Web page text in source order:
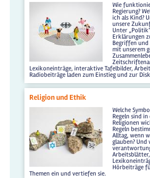
Wie
Regierung?
ich als Kind?
unsere
Unter
Erklärungen
Begriffen und
mit unserem
Lexikoneinträge, interaktive Tafelbilder,
Radiobeiträge laden zum Einstieg und zur
Religion und Ethik
Welche
Regeln sind
Religionen
Regeln
Alltag, wenn
glauben? Und
Hörbeiträge
Themen ein und vertiefen sie.